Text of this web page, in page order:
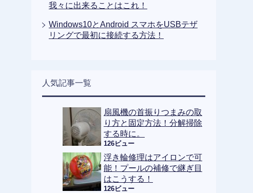
我々に出来ることはこれ！
Windows10とAndroid スマホをUSBテザ
リングで最初に接続する方法！
人気記事一覧
扇風機の首振りつまみの取
り方と固定方法！分解掃除
する時に。
126ビュー
浮き輪修理はアイロンで可
能！プールの補修で継ぎ目
はこうする！
126ビュー